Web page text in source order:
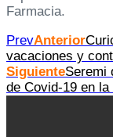
Farmacia.
PrevAnterior
vacaciones y
SiguienteSeremi
de Covid-19 en la